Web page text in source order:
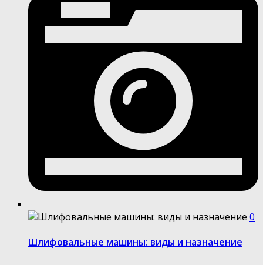
0
Шлифовальные машины: виды и назначение